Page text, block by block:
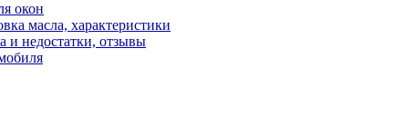
окон
масла, характеристики
и недостатки, отзывы